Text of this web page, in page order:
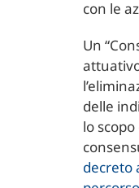
con le
Un
delle
lo
decreto